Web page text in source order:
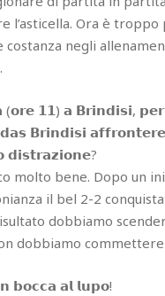
l’asticella. Ora è
costanza negli
𝟭𝟭) 𝗮 𝗕𝗿𝗶𝗻𝗱𝗶𝘀𝗶,
𝗕𝗿𝗶𝗻𝗱𝗶𝘀𝗶
molto bene. Dopo un
il bel 2-2
dobbiamo
dobbiamo
𝗯𝗼𝗰𝗰𝗮 𝗮𝗹 𝗹𝘂𝗽𝗼!